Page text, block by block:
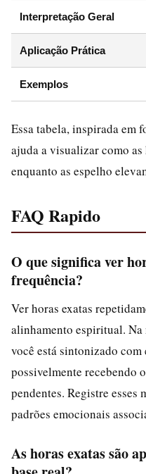
Interpretação Geral
Aplicação Prática
Exemplos
Essa tabela, inspirada em
ajuda a visualizar como as
enquanto as espelho
FAQ Rapido
O que significa ver
frequência?
Ver horas exatas
alinhamento espiritual.
você está sintonizado
possivelmente recebendo
pendentes. Registre
padrões emocionais
As horas exatas são